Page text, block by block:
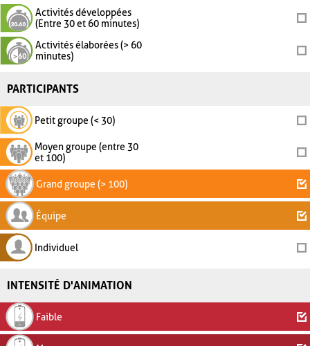
Activités développées
(Entre 30 et 60 minutes)
Activités élaborées (> 60
minutes)
PARTICIPANTS
Petit groupe (< 30)
Moyen groupe (entre 30
et 100)
Grand groupe (> 100)
Équipe
Individuel
INTENSITÉ D'ANIMATION
Faible